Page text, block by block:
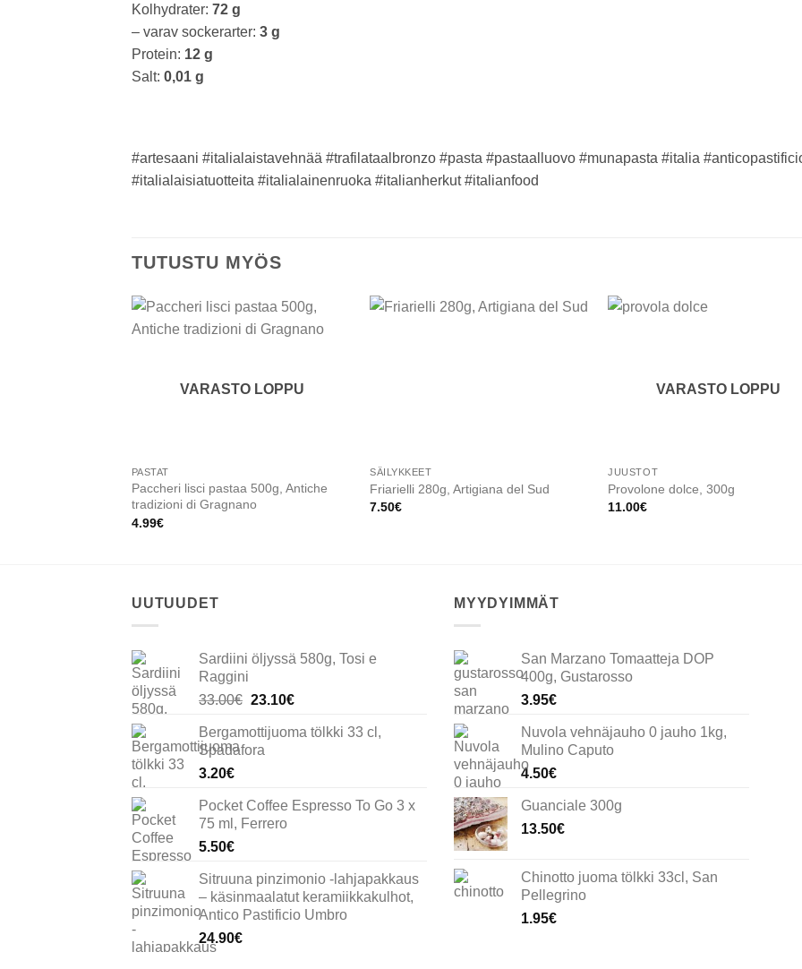
Kolhydrater: 72 g
– varav sockerarter: 3 g
Protein: 12 g
Salt: 0,01 g
#artesaani #italialaistavehnää #trafilataalbronzo #pasta #pastaalluovo #munapasta #italia
#italialaisiatuotteita #italialainenruoka #italianherkut #italianfood
TUTUSTU MYÖS
VARASTO LOPPU
PASTAT
Paccheri lisci pastaa 500g, Antiche
tradizioni di Gragnano
4.99€
SÄILYKKEET
Friarielli 280g, Artigiana del Sud
7.50€
VARASTO LOPPU
JUUSTOT
Provolone dolce, 300g
11.00€
UUTUUDET
Sardiini öljyssä 580g, Tosi e
Raggini
33.00€ Alkuperäinen
oli:
33.00€.
23.10€Nykyinen
on:
Bergamottijuoma tölkki 33 cl,
Spadafora
3.20€
Pocket Coffee Espresso To Go 3 x
75 ml, Ferrero
5.50€
Sitruuna pinzimonio -lahjapakkaus
– käsinmaalatut keramiikkakulhot,
Antico Pastificio Umbro
24.90€
MYYDYIMMÄT
San Marzano Tomaatteja DOP
400g, Gustarosso
3.95€
Nuvola vehnäjauho 0 jauho 1kg,
Mulino Caputo
4.50€
Guanciale 300g
13.50€
Chinotto juoma tölkki 33cl, San
Pellegrino
1.95€